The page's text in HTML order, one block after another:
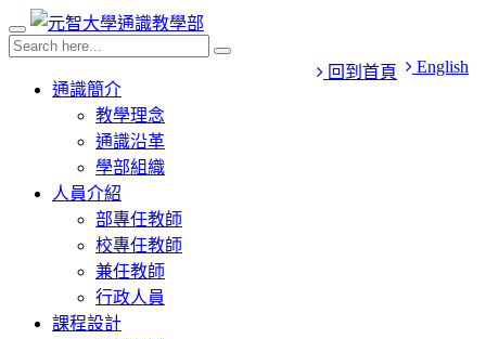
English
回到首頁
通識簡介
教學理念
通識沿革
學部組織
人員介紹
部專任教師
校專任教師
兼任教師
行政人員
課程設計